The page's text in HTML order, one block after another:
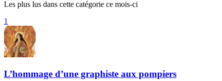
Les plus lus dans cette catégorie ce mois-ci
1
L’hommage d’une graphiste aux pompiers